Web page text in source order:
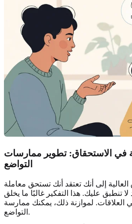
في الاستحقاق: تطوير ممارسات
التواضع
إلى أنك تعتقد أنك تستحق معاملة
تنطبق عليك. هذا التفكير غالبًا ما يخلق
لموازنة ذلك، يمكنك ممارسة
التواضع.